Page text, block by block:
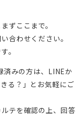
ずここまで。
合わせください。
。
済みの方は、LINEか
る？」とお気軽にご
テを確認の上、回答